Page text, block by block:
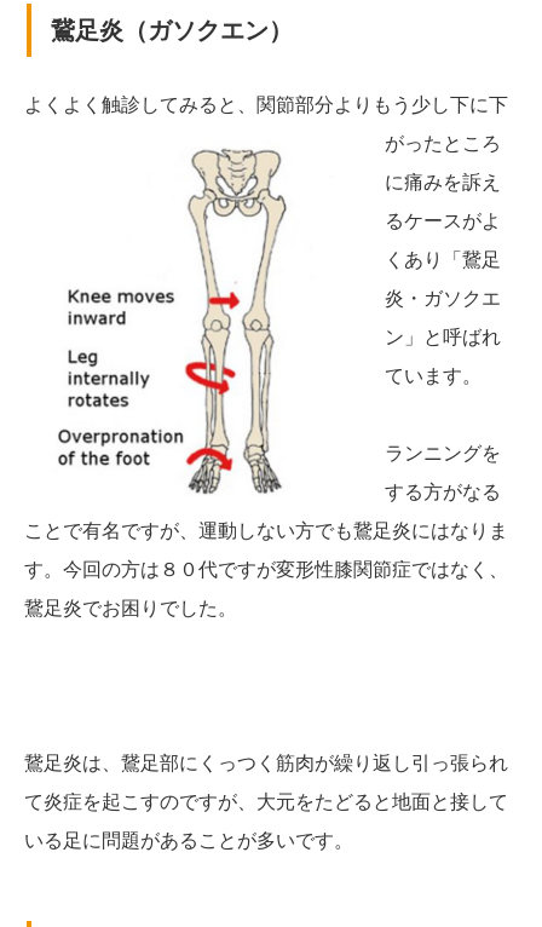
鵞足炎（ガソクエン）
よくよく触診してみると、関節部分よりもう少し下に下
がったところ
に痛みを訴え
るケースがよ
くあり「鵞足
炎・ガソクエ
ン」と呼ばれ
ています。
ランニングを
する方がなる
ことで有名ですが、運動しない方でも鵞足炎にはなりま
す。今回の方は８０代ですが変形性膝関節症ではなく、
鵞足炎でお困りでした。
鵞足炎は、鵞足部にくっつく筋肉が繰り返し引っ張られ
て炎症を起こすのですが、大元をたどると地面と接して
いる足に問題があることが多いです。